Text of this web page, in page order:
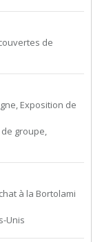
de
Exposition de
groupe,
à la Bortolami
Unis